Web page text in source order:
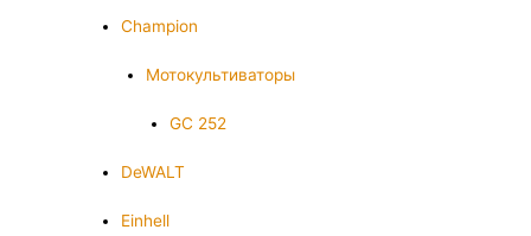
Champion
Мотокультиваторы
GC 252
DeWALT
Einhell